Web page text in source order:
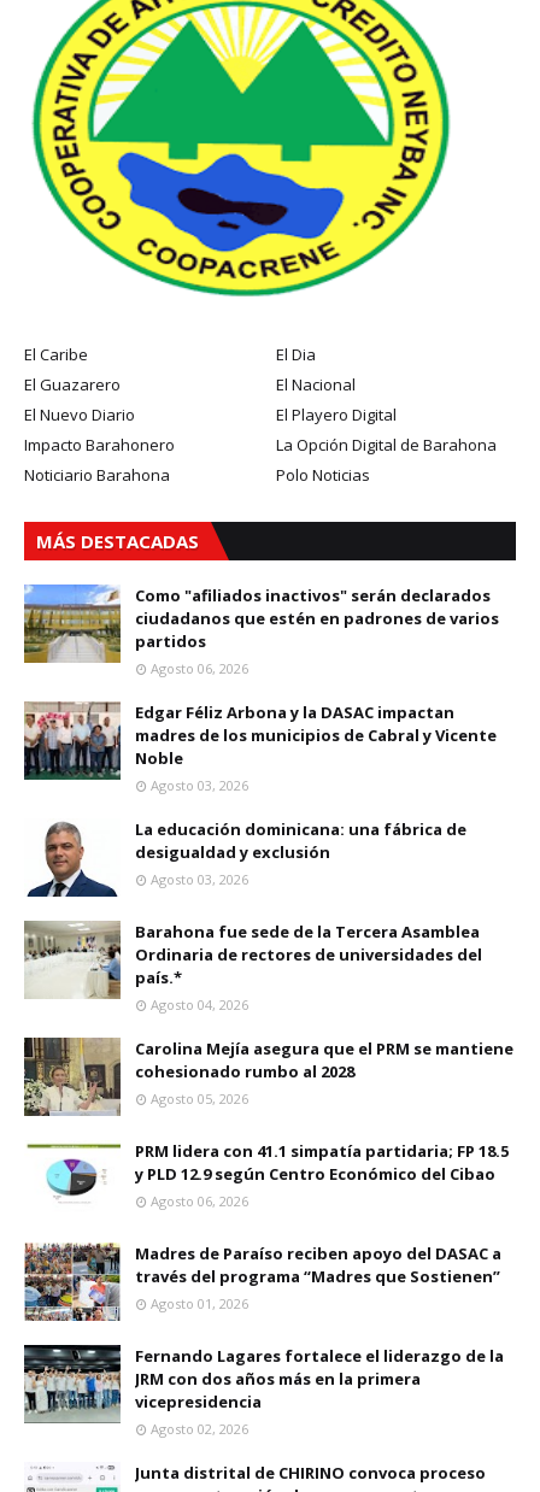
El Caribe
El Dia
El Guazarero
El Nacional
El Nuevo Diario
El Playero Digital
Impacto Barahonero
La Opción Digital de Barahona
Noticiario Barahona
Polo Noticias
MÁS DESTACADAS
Como "afiliados inactivos" serán declarados
ciudadanos que estén en padrones de varios
partidos
Agosto 06, 2026
Edgar Féliz Arbona y la DASAC impactan
madres de los municipios de Cabral y Vicente
Noble
Agosto 03, 2026
La educación dominicana: una fábrica de
desigualdad y exclusión
Agosto 03, 2026
Barahona fue sede de la Tercera Asamblea
Ordinaria de rectores de universidades del
país.*
Agosto 04, 2026
Carolina Mejía asegura que el PRM se mantiene
cohesionado rumbo al 2028
Agosto 05, 2026
PRM lidera con 41.1 simpatía partidaria; FP 18.5
y PLD 12.9 según Centro Económico del Cibao
Agosto 06, 2026
Madres de Paraíso reciben apoyo del DASAC a
través del programa “Madres que Sostienen”
Agosto 01, 2026
Fernando Lagares fortalece el liderazgo de la
JRM con dos años más en la primera
vicepresidencia
Agosto 02, 2026
Junta distrital de CHIRINO convoca proceso